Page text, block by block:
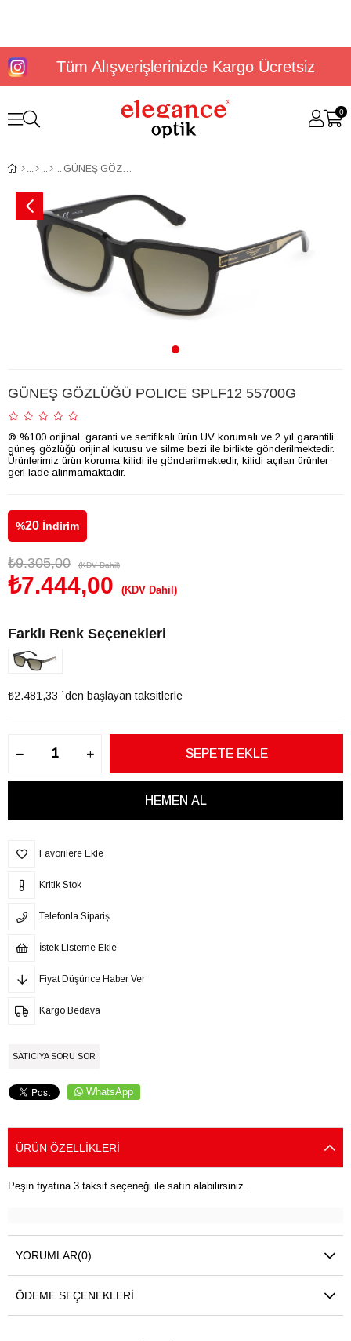
Tüm Alışverişlerinizde Kargo Ücretsiz
0
GÜNEŞ GÖZLÜĞÜ POLICE SPLF12 55700G
GÜNEŞ GÖZLÜĞÜ POLICE SPLF12 55700G
® %100 orijinal, garanti ve sertifikalı ürün UV korumalı ve 2 yıl garantili
güneş gözlüğü orijinal kutusu ve silme bezi ile birlikte gönderilmektedir.
Ürünlerimiz ürün koruma kilidi ile gönderilmektedir, kilidi açılan ürünler
geri iade alınmamaktadır.
%20 İndirim
₺9.305,00 (KDV Dahil)
₺7.444,00 (KDV Dahil)
Farklı Renk Seçenekleri
₺2.481,33 `den başlayan taksitlerle
Favorilere Ekle
Kritik Stok
Telefonla Sipariş
İstek Listeme Ekle
Fiyat Düşünce Haber Ver
Kargo Bedava
SATICIYA SORU SOR
WhatsApp
ÜRÜN ÖZELLIKLERI
Peşin fiyatına 3 taksit seçeneği ile satın alabilirsiniz.
YORUMLAR(0)
ÖDEME SEÇENEKLERI